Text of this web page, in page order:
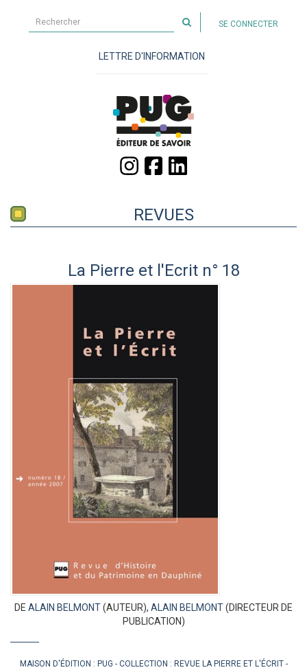
sur
site
SE CONNECTER
LETTRE D'INFORMATION
REVUES
La Pierre et l'Ecrit n° 18
DE ALAIN BELMONT(AUTEUR), ALAIN BELMONT(DIRECTEUR DE
PUBLICATION)
MAISON D'ÉDITION : PUG COLLECTION : REVUE LA PIERRE ET L'ÉCRIT